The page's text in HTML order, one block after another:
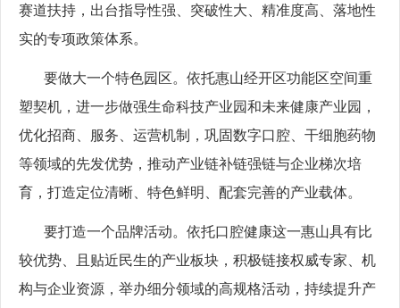
赛道扶持，出台指导性强、突破性大、精准度高、落地性
实的专项政策体系。
要做大一个特色园区。依托惠山经开区功能区空间重
塑契机，进一步做强生命科技产业园和未来健康产业园，
优化招商、服务、运营机制，巩固数字口腔、干细胞药物
等领域的先发优势，推动产业链补链强链与企业梯次培
育，打造定位清晰、特色鲜明、配套完善的产业载体。
要打造一个品牌活动。依托口腔健康这一惠山具有比
较优势、且贴近民生的产业板块，积极链接权威专家、机
构与企业资源，举办细分领域的高规格活动，持续提升产